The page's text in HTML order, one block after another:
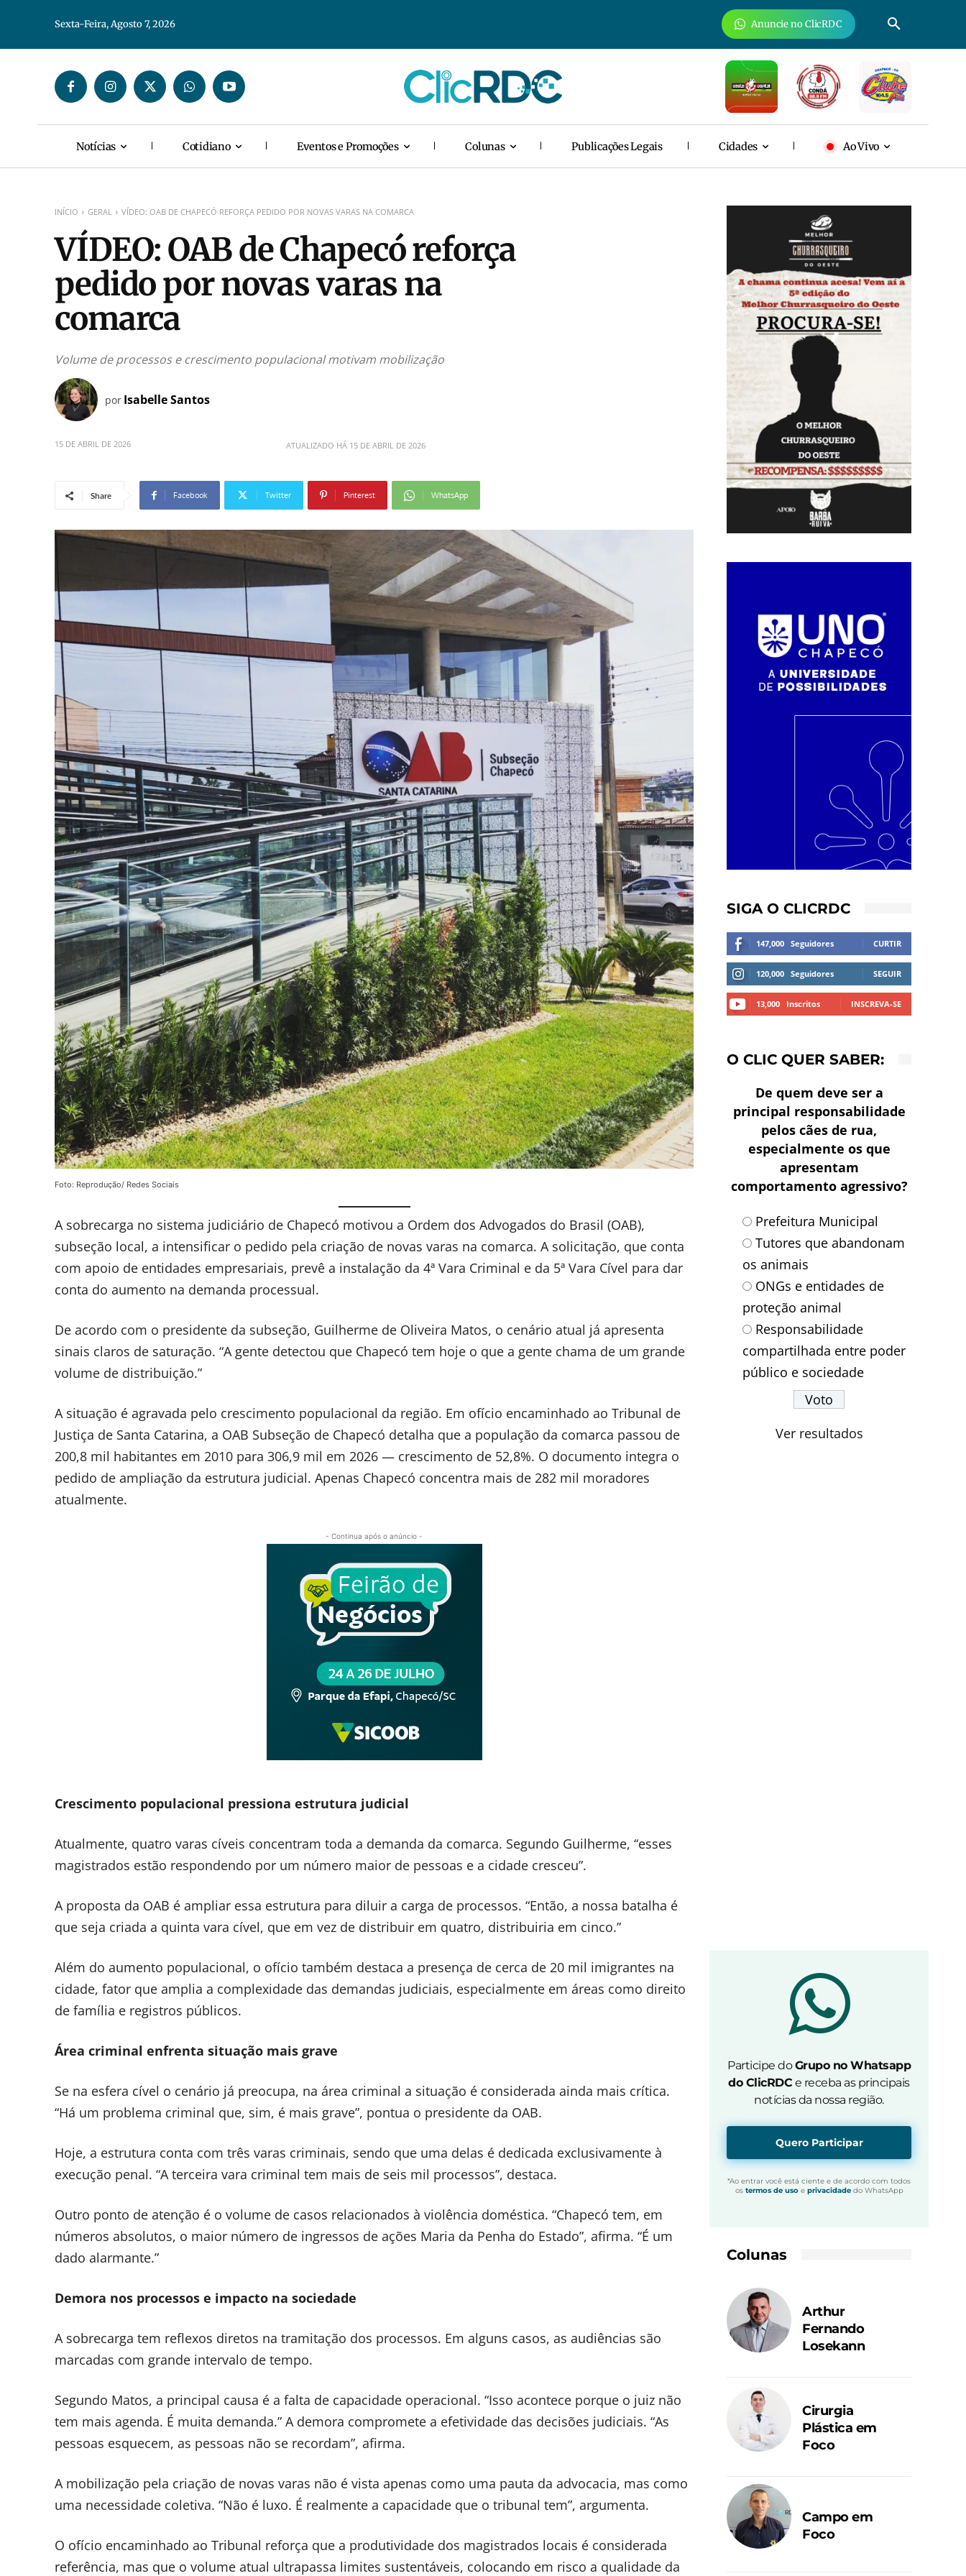
Sexta-Feira, Agosto 7, 2026 Anuncie no ClicRDC
Notícias Cotidiano Eventos e Promoções Colunas Publicações Legais Cidades Ao Vivo
INÍCIO GERAL VÍDEO: OAB DE CHAPECÓ REFORÇA PEDIDO POR NOVAS VARAS NA COMARCA
VÍDEO: OAB de Chapecó reforça
pedido por novas varas na
comarca
Volume de processos e crescimento populacional motivam mobilização
por Isabelle Santos
15 DE ABRIL DE 2026 ATUALIZADO HÁ 15 DE ABRIL DE 2026
Share Facebook Twitter Pinterest WhatsApp
Foto: Reprodução/ Redes Sociais
A sobrecarga no sistema judiciário de Chapecó motivou a Ordem dos Advogados do Brasil (OAB),
subseção local, a intensificar o pedido pela criação de novas varas na comarca. A solicitação, que conta
com apoio de entidades empresariais, prevê a instalação da 4ª Vara Criminal e da 5ª Vara Cível para dar
conta do aumento na demanda processual.
De acordo com o presidente da subseção, Guilherme de Oliveira Matos, o cenário atual já apresenta
sinais claros de saturação. “A gente detectou que Chapecó tem hoje o que a gente chama de um grande
volume de distribuição.”
A situação é agravada pelo crescimento populacional da região. Em ofício encaminhado ao Tribunal de
Justiça de Santa Catarina, a OAB Subseção de Chapecó detalha que a população da comarca passou de
200,8 mil habitantes em 2010 para 306,9 mil em 2026 — crescimento de 52,8%. O documento integra o
pedido de ampliação da estrutura judicial. Apenas Chapecó concentra mais de 282 mil moradores
atualmente.
- Continua após o anúncio -
Crescimento populacional pressiona estrutura judicial
Atualmente, quatro varas cíveis concentram toda a demanda da comarca. Segundo Guilherme, “esses
magistrados estão respondendo por um número maior de pessoas e a cidade cresceu”.
A proposta da OAB é ampliar essa estrutura para diluir a carga de processos. “Então, a nossa batalha é
que seja criada a quinta vara cível, que em vez de distribuir em quatro, distribuiria em cinco.”
Além do aumento populacional, o ofício também destaca a presença de cerca de 20 mil imigrantes na
cidade, fator que amplia a complexidade das demandas judiciais, especialmente em áreas como direito
de família e registros públicos.
Área criminal enfrenta situação mais grave
Se na esfera cível o cenário já preocupa, na área criminal a situação é considerada ainda mais crítica.
“Há um problema criminal que, sim, é mais grave”, pontua o presidente da OAB.
Hoje, a estrutura conta com três varas criminais, sendo que uma delas é dedicada exclusivamente à
execução penal. “A terceira vara criminal tem mais de seis mil processos”, destaca.
Outro ponto de atenção é o volume de casos relacionados à violência doméstica. “Chapecó tem, em
números absolutos, o maior número de ingressos de ações Maria da Penha do Estado”, afirma. “É um
dado alarmante.”
Demora nos processos e impacto na sociedade
A sobrecarga tem reflexos diretos na tramitação dos processos. Em alguns casos, as audiências são
marcadas com grande intervalo de tempo.
Segundo Matos, a principal causa é a falta de capacidade operacional. “Isso acontece porque o juiz não
tem mais agenda. É muita demanda.” A demora compromete a efetividade das decisões judiciais. “As
pessoas esquecem, as pessoas não se recordam”, afirma.
A mobilização pela criação de novas varas não é vista apenas como uma pauta da advocacia, mas como
uma necessidade coletiva. “Não é luxo. É realmente a capacidade que o tribunal tem”, argumenta.
O ofício encaminhado ao Tribunal reforça que a produtividade dos magistrados locais é considerada
referência, mas que o volume atual ultrapassa limites sustentáveis, colocando em risco a qualidade da
SIGA O CLICRDC
147,000 Seguidores CURTIR
120,000 Seguidores SEGUIR
13,000 Inscritos INSCREVA-SE
O CLIC QUER SABER:
De quem deve ser a
principal responsabilidade
pelos cães de rua,
especialmente os que
apresentam
comportamento agressivo?
Prefeitura Municipal
Tutores que abandonam
os animais
ONGs e entidades de
proteção animal
Responsabilidade
compartilhada entre poder
público e sociedade
Ver resultados
Participe doGrupo no Whatsapp
do ClicRDC e receba as principais
notícias da nossa região.
Quero Participar
*Ao entrar você está ciente e de acordo com todos
os termos de usoe privacidadedo WhatsApp
Colunas
Arthur
Fernando
Losekann
Cirurgia
Plástica em
Foco
Campo em
Foco